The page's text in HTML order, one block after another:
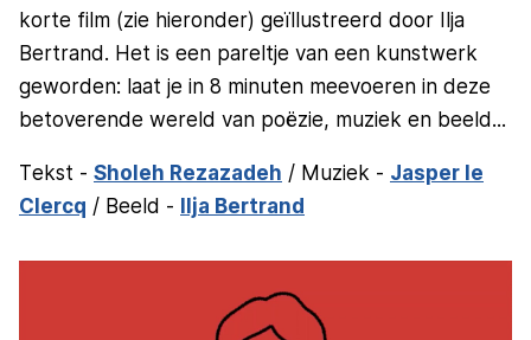
korte film (zie hieronder) geïllustreerd door Ilja
Bertrand. Het is een pareltje van een kunstwerk
geworden: laat je in 8 minuten meevoeren in deze
betoverende wereld van poëzie, muziek en beeld...
Tekst - Sholeh Rezazadeh / Muziek - Jasper le
Clercq / Beeld - Ilja Bertrand